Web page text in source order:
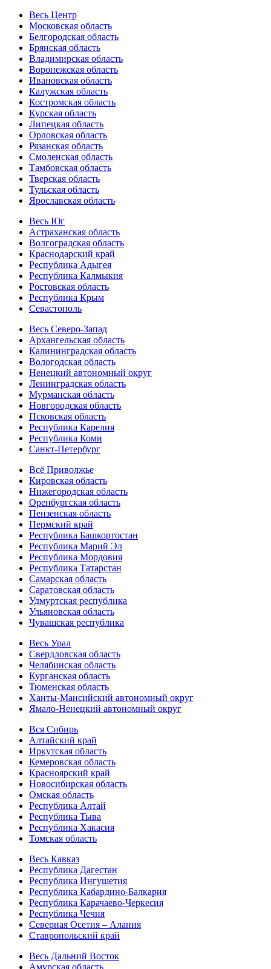
Весь Центр
Московская область
Белгородская область
Брянская область
Владимирская область
Воронежская область
Ивановская область
Калужская область
Костромская область
Курская область
Липецкая область
Орловская область
Рязанская область
Смоленская область
Тамбовская область
Тверская область
Тульская область
Ярославская область
Весь Юг
Астраханская область
Волгоградская область
Краснодарский край
Республика Адыгея
Республика Калмыкия
Ростовская область
Республика Крым
Севастополь
Весь Северо-Запад
Архангельская область
Калининградская область
Вологодская область
Ненецкий автономный округ
Ленинградская область
Мурманская область
Новгородская область
Псковская область
Республика Карелия
Республика Коми
Санкт-Петербург
Всё Приволжье
Кировская область
Нижегородская область
Оренбургская область
Пензенская область
Пермский край
Республика Башкортостан
Республика Марий Эл
Республика Мордовия
Республика Татарстан
Самарская область
Саратовская область
Удмуртская республика
Ульяновская область
Чувашская республика
Весь Урал
Свердловская область
Челябинская область
Курганская область
Тюменская область
Ханты-Мансийский автономный округ
Ямало-Ненецкий автономный округ
Вся Сибирь
Алтайский край
Иркутская область
Кемеровская область
Красноярский край
Новосибирская область
Омская область
Республика Алтай
Республика Тыва
Республика Хакасия
Томская область
Весь Кавказ
Республика Дагестан
Республика Ингушетия
Республика Кабардино-Балкария
Республика Карачаево-Черкесия
Республика Чечня
Северная Осетия – Алания
Ставропольский край
Весь Дальний Восток
Амурская область